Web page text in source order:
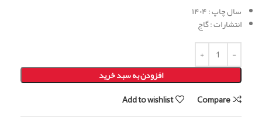
سال چاپ : ۱۴۰۴
انتشارات : گاج
افزودن به سبد خرید
Compare
Add to wishlist